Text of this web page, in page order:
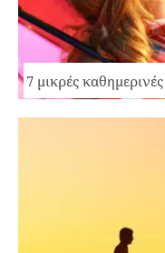
7 μικρές